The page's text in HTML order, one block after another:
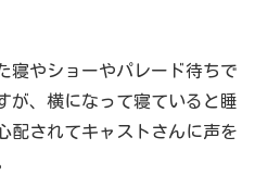
寝やショーやパレード待ちで
が、横になって寝ていると睡
配されてキャストさんに声を